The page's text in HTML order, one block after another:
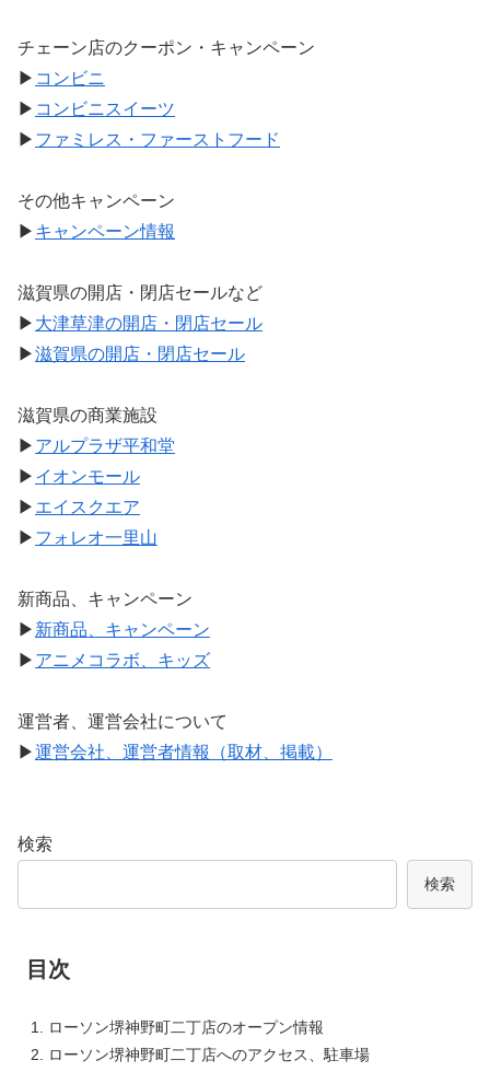
チェーン店のクーポン・キャンペーン
▶ コンビニ
▶ コンビニスイーツ
▶ ファミレス・ファーストフード
その他キャンペーン
▶ キャンペーン情報
滋賀県の開店・閉店セールなど
▶ 大津草津の開店・閉店セール
▶滋賀県の開店・閉店セール
滋賀県の商業施設
▶ アルプラザ平和堂
▶ イオンモール
▶ エイスクエア
▶ フォレオ一里山
新商品、キャンペーン
▶ 新商品、キャンペーン
▶ アニメコラボ、キッズ
運営者、運営会社について
▶運営会社、運営者情報（取材、掲載）
検索
検索
目次
ローソン堺神野町二丁店のオープン情報
ローソン堺神野町二丁店へのアクセス、駐車場